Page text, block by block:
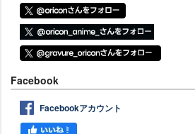
Facebook
Facebookアカウント